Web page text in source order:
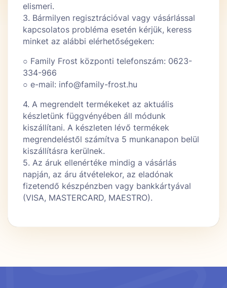
elismeri.
3. Bármilyen regisztrációval vagy vásárlással
kapcsolatos probléma esetén kérjük, keress
minket az alábbi elérhetőségeken:
○ Family Frost központi telefonszám: 0623-
334-966
○ e-mail: info@family-frost.hu
4. A megrendelt termékeket az aktuális
készletünk függvényében áll módunk
kiszállítani. A készleten lévő termékek
megrendeléstől számítva 5 munkanapon belül
kiszállításra kerülnek.
5. Az áruk ellenértéke mindig a vásárlás
napján, az áru átvételekor, az eladónak
fizetendő készpénzben vagy bankkártyával
(VISA, MASTERCARD, MAESTRO).